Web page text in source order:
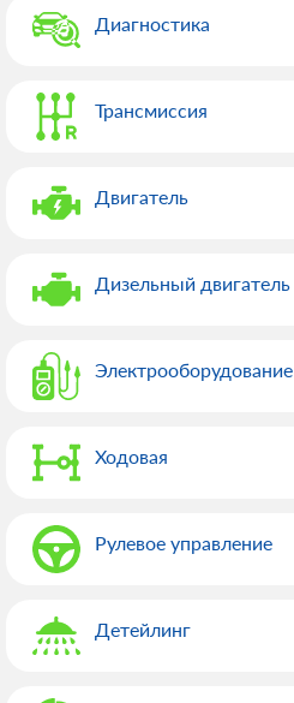
Диагностика
Трансмиссия
Двигатель
Дизельный двигатель
Электрооборудованиe
Ходовая
Рулевое управление
Детейлинг